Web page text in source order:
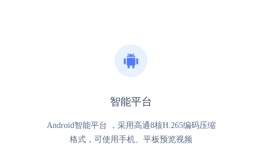
智能平台
Android智能平台 ，采用高通8核H.265编码压缩
格式，可使用手机、平板预览视频